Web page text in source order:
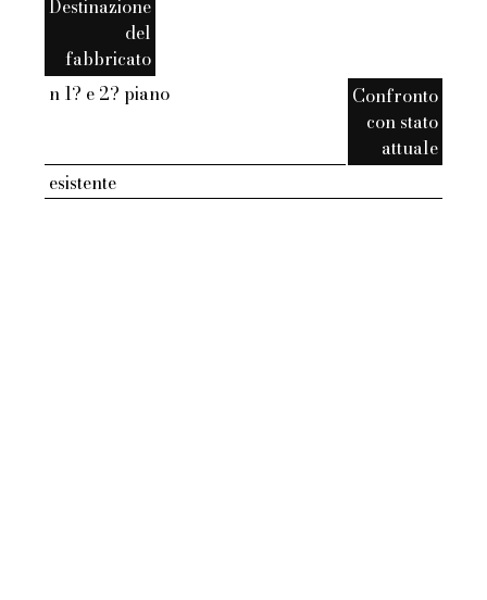
Destinazione
del
fabbricato
n 1? e 2? piano
Confronto
con stato
attuale
esistente